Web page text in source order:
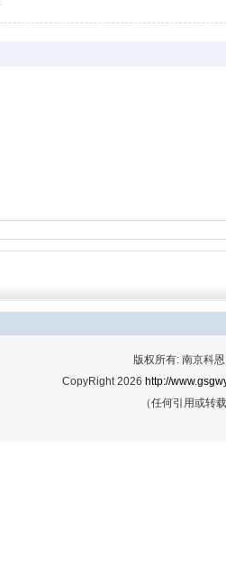
版权所有: 南京科
CopyRight 2026 http://
（任何引用或转